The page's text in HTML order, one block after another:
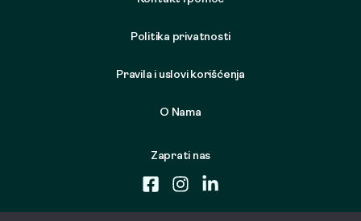
Politika privatnosti
Pravila i uslovi korišćenja
O Nama
Zaprati nas